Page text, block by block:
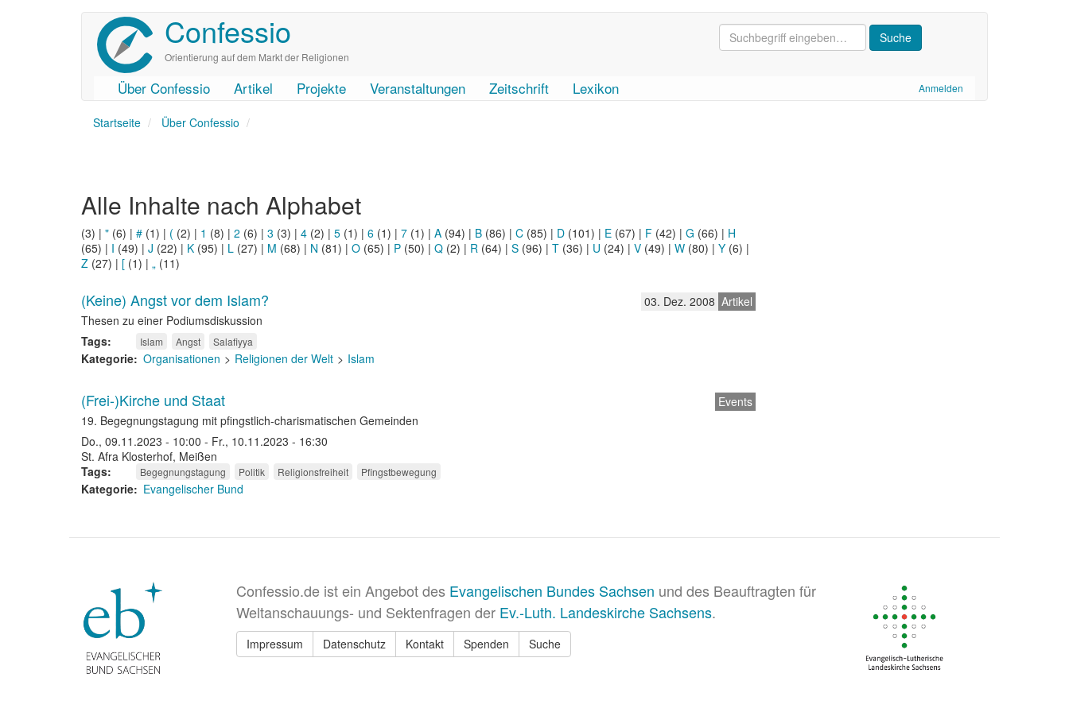
Confessio
Orientierung auf dem Markt der Religionen
User
account
Anmelden
Main
navigation
Über Confessio Artikel Projekte Veranstaltungen Zeitschrift Lexikon
Startseite Über Confessio
Alle Inhalte nach Alphabet
(3) | " (6) | # (1) | ( (2) | 1 (8) | 2 (6) | 3 (3) | 4 (2) | 5 (1) | 6 (1) | 7 (1) | A (94) | B (86) | C (85) | D (101) | E (67) | F (42) | G (66) | H
(65) | I (49) | J (22) | K (95) | L (27) | M (68) | N (81) | O (65) | P (50) | Q (2) | R (64) | S (96) | T (36) | U (24) | V (49) | W (80) | Y (6) |
Z (27) | [ (1) | „ (11)
Artikel
03. Dez. 2008
(Keine) Angst vor dem Islam?
Thesen zu einer Podiumsdiskussion
Tags
Islam Angst Salafiyya
Kategorie Organisationen Religionen der Welt Islam
Events
(Frei-)Kirche und Staat
19. Begegnungstagung mit pfingstlich-charismatischen Gemeinden
Do., 09.11.2023 - 10:00 - Fr., 10.11.2023 - 16:30
St. Afra Klosterhof, Meißen
Tags
Begegnungstagung Politik Religionsfreiheit Pfingstbewegung
Kategorie Evangelischer Bund
Confessio.de ist ein Angebot des Evangelischen Bundes Sachsen und des Beauftragten für
Weltanschauungs- und Sektenfragen der Ev.-Luth. Landeskirche Sachsens.
Impressum Datenschutz Kontakt Spenden Suche